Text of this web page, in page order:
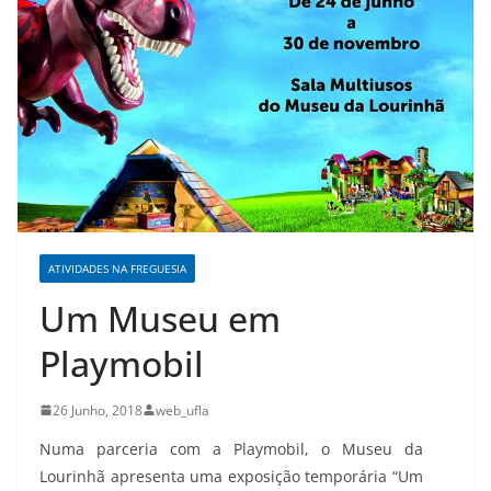
ATIVIDADES NA FREGUESIA
Um Museu em
Playmobil
26 Junho, 2018 web_ufla
Numa parceria com a Playmobil, o Museu da
Lourinhã apresenta uma exposição temporária “Um